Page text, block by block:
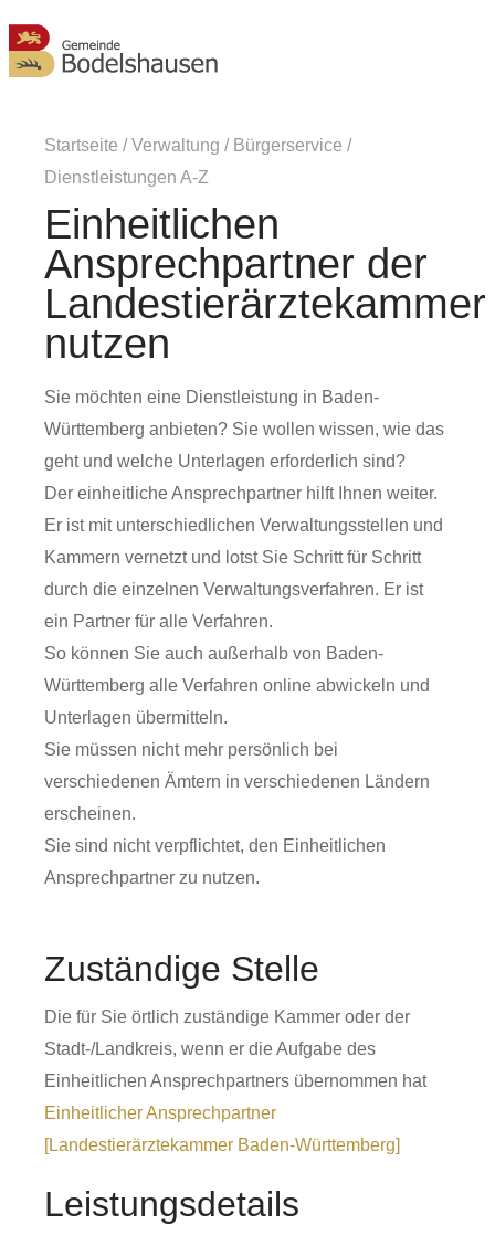
Startseite /Verwaltung / Bürgerservice /
Dienstleistungen A-Z
Einheitlichen
Ansprechpartner der
Landestierärztekammer
nutzen
Sie möchten eine Dienstleistung in Baden-
Württemberg anbieten? Sie wollen wissen, wie das
geht und welche Unterlagen erforderlich sind?
Der einheitliche Ansprechpartner hilft Ihnen weiter.
Er ist mit unterschiedlichen Verwaltungsstellen und
Kammern vernetzt und lotst Sie Schritt für Schritt
durch die einzelnen Verwaltungsverfahren. Er ist
ein Partner für alle Verfahren.
So können Sie auch außerhalb von Baden-
Württemberg alle Verfahren online abwickeln und
Unterlagen übermitteln.
Sie müssen nicht mehr persönlich bei
verschiedenen Ämtern in verschiedenen Ländern
erscheinen.
Sie sind nicht verpflichtet, den Einheitlichen
Ansprechpartner zu nutzen.
Zuständige Stelle
Die für Sie örtlich zuständige Kammer oder der
Stadt-/Landkreis, wenn er die Aufgabe des
Einheitlichen Ansprechpartners übernommen hat
Einheitlicher Ansprechpartner
[Landestierärztekammer Baden-Württemberg]
Leistungsdetails